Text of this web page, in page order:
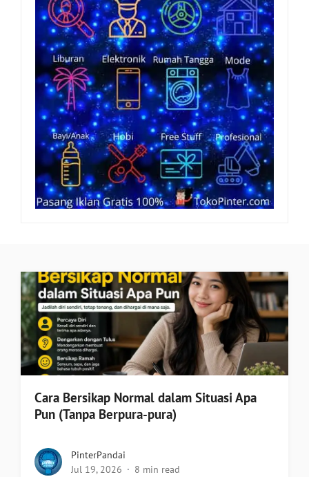
Cara Bersikap Normal dalam Situasi Apa
Pun (Tanpa Berpura-pura)
PinterPandai
Jul 19, 2026
8 min read